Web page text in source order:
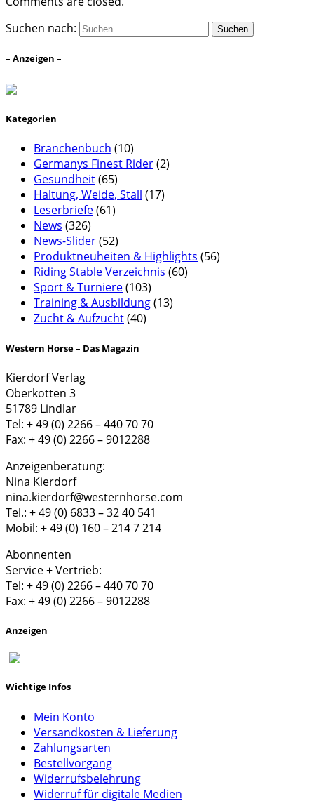
Suchen nach:
– Anzeigen –
Kategorien
Branchenbuch (10)
Germanys Finest Rider(2)
Gesundheit(65)
Haltung, Weide, Stall (17)
Leserbriefe(61)
News (326)
News-Slider(52)
Produktneuheiten & Highlights (56)
Riding Stable Verzeichnis (60)
Sport & Turniere(103)
Training & Ausbildung(13)
Zucht & Aufzucht(40)
Western Horse – Das Magazin
Kierdorf Verlag
Oberkotten 3
51789 Lindlar
Tel: + 49 (0) 2266 – 440 70 70
Fax: + 49 (0) 2266 – 9012288
Anzeigenberatung:
Nina Kierdorf
nina.kierdorf@westernhorse.com
Tel.: + 49 (0) 6833 – 32 40 541
Mobil: + 49 (0) 160 – 214 7 214
Abonnenten
Service + Vertrieb:
Tel: + 49 (0) 2266 – 440 70 70
Fax: + 49 (0) 2266 – 9012288
Anzeigen
Wichtige Infos
Mein Konto
Versandkosten & Lieferung
Zahlungsarten
Bestellvorgang
Widerrufsbelehrung
Widerruf für digitale Medien